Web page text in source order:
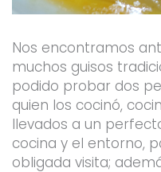
Nos encontramos
muchos guisos
podido probar dos
quien los cocinó,
llevados a un
cocina y el entorno,
obligada visita;